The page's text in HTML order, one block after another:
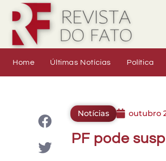
Home Últimas Notícias Política
Notícias outubro
PF pode